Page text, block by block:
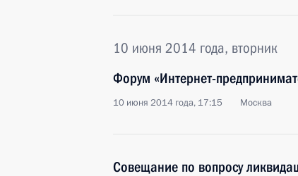
10 июня 2014 года, вторник
Форум «Интернет-
10 июня 2014 года, 17:15 Москва
Совещание по вопросу